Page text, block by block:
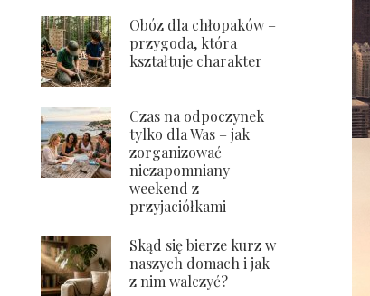
Obóz dla chłopaków –
przygoda, która
kształtuje charakter
Czas na odpoczynek
tylko dla Was – jak
zorganizować
niezapomniany
weekend z
przyjaciółkami
Skąd się bierze kurz w
naszych domach i jak
z nim walczyć?